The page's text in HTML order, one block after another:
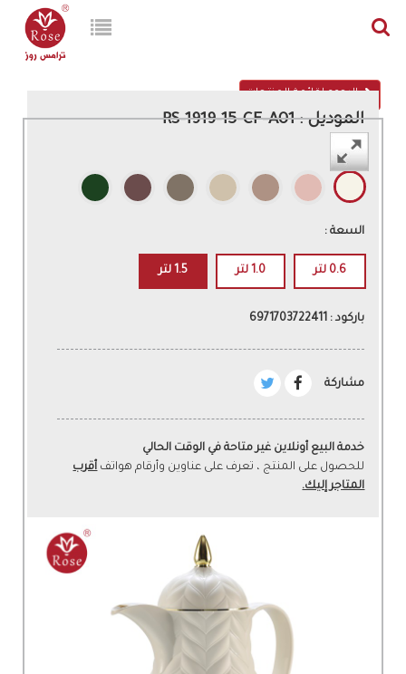
الرجوع لقائمة المنتجات
الموديل : RS-1919-15-CF-A01
اللون :
السعة :
0.6 لتر 1.0 لتر 1.5 لتر
باركود : 6971703722411
مشاركة
خدمة البيع أونلاين غير متاحة في الوقت الحالي
للحصول على المنتج ، تعرف على عناوين وأرقام هواتفأقرب
المتاجر إليك.